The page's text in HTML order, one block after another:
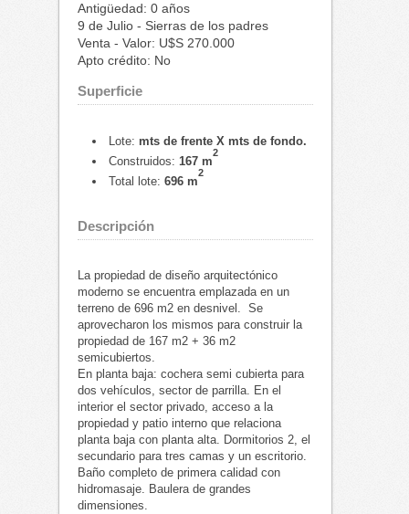
Antigüedad: 0 años
9 de Julio - Sierras de los padres
Venta - Valor: U$S 270.000
Apto crédito: No
Superficie
Lote:
mts de frente X mts de fondo.
Construidos: 167 m
2
Total lote: 696 m
2
Descripción
La propiedad de diseño arquitectónico
moderno se encuentra emplazada en un
terreno de 696 m2 en desnivel. Se
aprovecharon los mismos para construir la
propiedad de 167 m2 + 36 m2
semicubiertos.
En planta baja: cochera semi cubierta para
dos vehículos, sector de parrilla. En el
interior el sector privado, acceso a la
propiedad y patio interno que relaciona
planta baja con planta alta. Dormitorios 2, el
secundario para tres camas y un escritorio.
Baño completo de primera calidad con
hidromasaje. Baulera de grandes
dimensiones.